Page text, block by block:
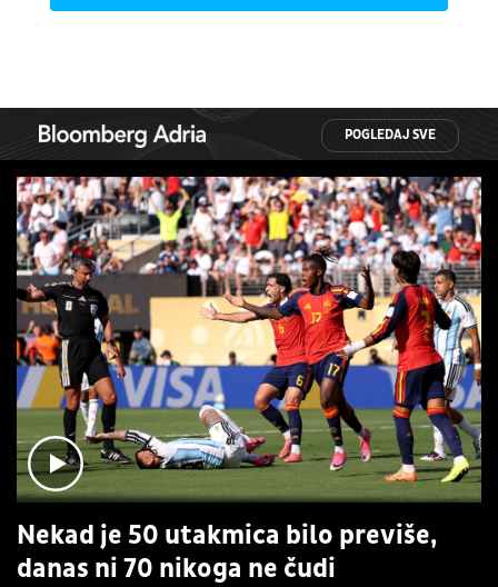
POGLEDAJ SVE
Nekad je 50 utakmica bilo previše,
danas ni 70 nikoga ne čudi